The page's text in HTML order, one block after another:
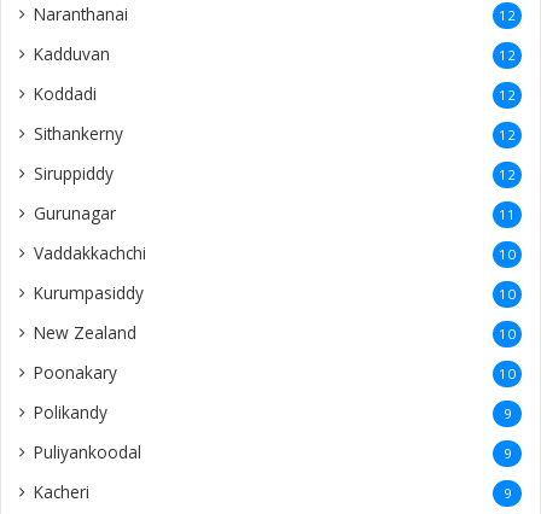
Naranthanai 12
Kadduvan 12
Koddadi 12
Sithankerny 12
Siruppiddy 12
Gurunagar 11
Vaddakkachchi 10
Kurumpasiddy 10
New Zealand 10
Poonakary 10
Polikandy 9
Puliyankoodal 9
Kacheri 9